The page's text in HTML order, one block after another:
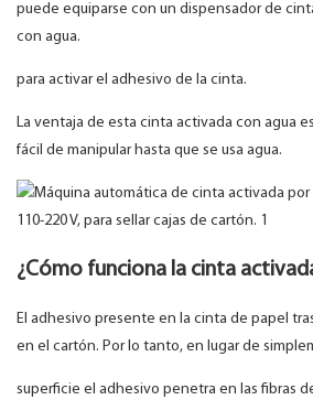
puede equiparse con un dispensador de
con agua.
para activar el adhesivo de la cinta.
La ventaja de esta cinta activada con agua
fácil de manipular hasta que se usa agua.
¿Cómo funciona la cinta
El adhesivo presente en la cinta de papel
en el cartón. Por lo tanto, en lugar de
superficie el adhesivo penetra en las fibras